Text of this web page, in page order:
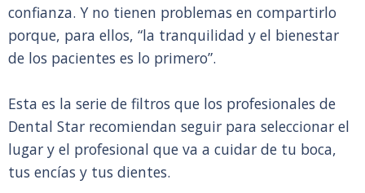
confianza. Y no tienen problemas en compartirlo
porque, para ellos, “la tranquilidad y el bienestar
de los pacientes es lo primero”.
Esta es la serie de filtros que los profesionales de
Dental Star recomiendan seguir para seleccionar el
lugar y el profesional que va a cuidar de tu boca,
tus encías y tus dientes.